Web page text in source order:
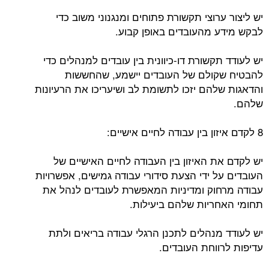
יש ליצור ערוצי תקשורת פתוחים ומנגנוני משוב כדי
לבקש מידע מהעובדים באופן קבוע.
יש לעודד תקשורת דו-כיוונית בין עובדים למנהלים כדי
להבטיח שקולם של העובדים יישמע, שהחששות
והדאגות שלהם יזכו לתשומת לב ושיעריכו את הרעיונות
שלהם.
8 לקדם איזון בין עבודה לחיים אישיים:
יש לקדם את האיזון בין העבודה לחיים האישיים של
העובדים על ידי הצעת סידורי עבודה גמישים, אפשרויות
עבודה מרחוק ומדיניות המאפשרת לעובדים לנהל את
תחומי האחריות שלהם ביעילות.
יש לעודד מנהלים לתכנן הרגלי עבודה בריאים ולתת
עדיפות לרווחת העובדים.